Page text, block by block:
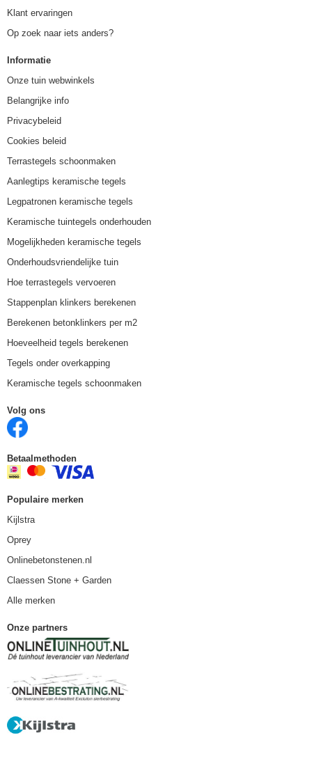
Klant ervaringen
Op zoek naar iets anders?
Informatie
Onze tuin webwinkels
Belangrijke info
Privacybeleid
Cookies beleid
Terrastegels schoonmaken
Aanlegtips keramische tegels
Legpatronen keramische tegels
Keramische tuintegels onderhouden
Mogelijkheden keramische tegels
Onderhoudsvriendelijke tuin
Hoe terrastegels vervoeren
Stappenplan klinkers berekenen
Berekenen betonklinkers per m2
Hoeveelheid tegels berekenen
Tegels onder overkapping
Keramische tegels schoonmaken
Volg ons
Betaalmethoden
Populaire merken
Kijlstra
Oprey
Onlinebetonstenen.nl
Claessen Stone + Garden
Alle merken
Onze partners